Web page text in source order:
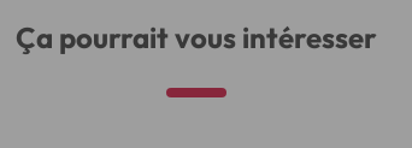
Ça pourrait vous intéresser